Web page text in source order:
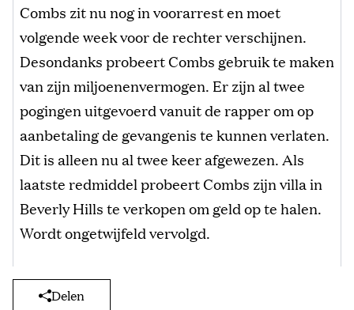
Combs zit nu nog in voorarrest en moet
volgende week voor de rechter verschijnen.
Desondanks probeert Combs gebruik te maken
van zijn miljoenenvermogen. Er zijn al twee
pogingen uitgevoerd vanuit de rapper om op
aanbetaling de gevangenis te kunnen verlaten.
Dit is alleen nu al twee keer afgewezen. Als
laatste redmiddel probeert Combs zijn villa in
Beverly Hills te verkopen om geld op te halen.
Wordt ongetwijfeld vervolgd.
Delen